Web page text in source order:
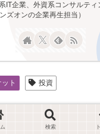
IT企業、外資系コンサルテ
ズオンの企業再生担当）
ト 投資
検索